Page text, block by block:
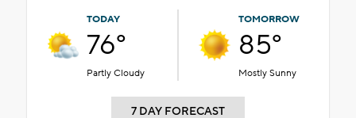
TODAY
76°
Partly Cloudy
TOMORROW
85°
Mostly Sunny
7 DAY FORECAST